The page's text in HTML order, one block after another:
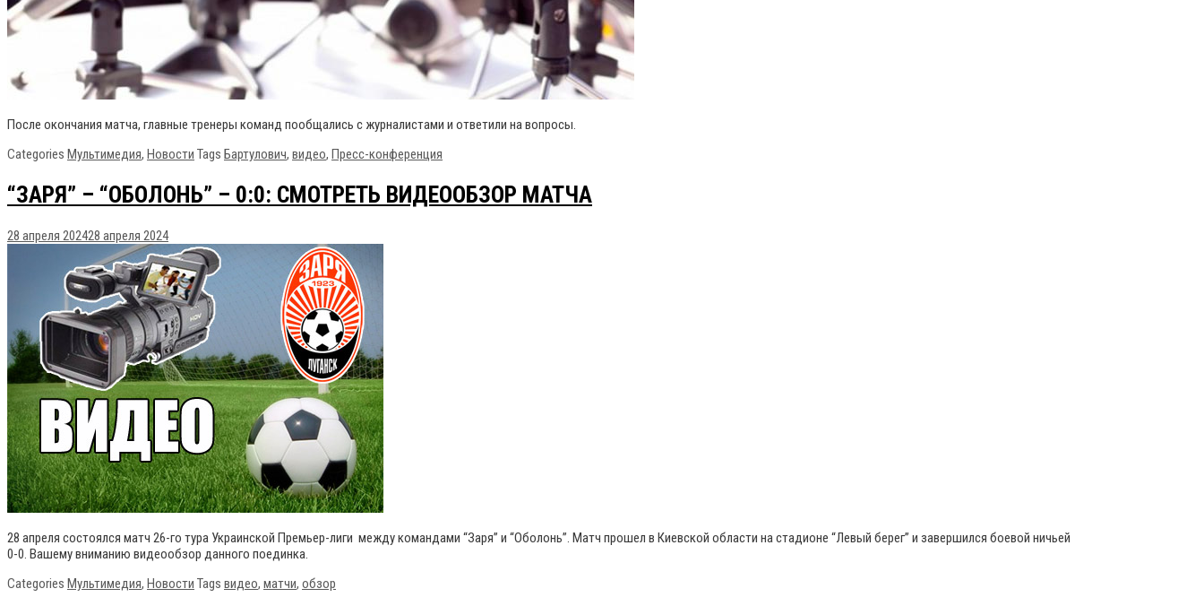
После окончания матча, главные тренеры команд пообщались с журналистами и ответили на вопросы.
Categories Мультимедия, Новости Tags Бартулович, видео, Пресс-конференция
“ЗАРЯ” – “ОБОЛОНЬ” – 0:0: СМОТРЕТЬ ВИДЕООБЗОР МАТЧА
28 апреля 202428 апреля 2024
28 апреля состоялся матч 26-го тура Украинской Премьер-лиги между командами “Заря” и “Оболонь”. Матч прошел в Киевской области на стадионе “Левый берег” и завершился боевой ничьей
0-0. Вашему вниманию видеообзор данного поединка.
Categories Мультимедия, Новости Tags видео, матчи, обзор